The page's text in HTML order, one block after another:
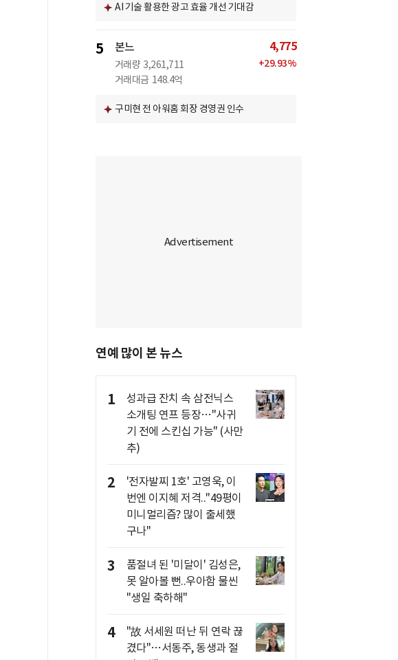
AI 기술 활용한 광고 효율 개선 기대감
5 본느
거래량 3,261,711
거래대금 148.4억
4,775
+29.93%
구미현 전 아워홈 회장 경영권 인수
연예 많이 본 뉴스
1
성과급 잔치 속 삼전닉스
소개팅 연프 등장…"사귀
기 전에 스킨십 가능" (사만
추)
2
'전자발찌 1호' 고영욱, 이
번엔 이지혜 저격.."49평이
미니멀리즘? 많이 출세했
구나"
3
품절녀 된 '미달이' 김성은,
못 알아볼 뻔..우아함 물씬
"생일 축하해"
4
"故 서세원 떠난 뒤 연락 끊
겼다"…서동주, 동생과 절